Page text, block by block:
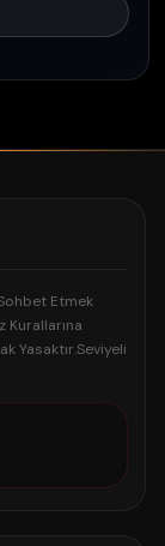
Etmek
Kurallarına
Yasaktır.Seviyeli